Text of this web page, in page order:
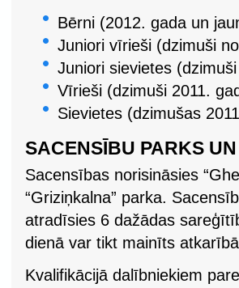
Bērni (2012. gada un
Juniori vīrieši (dzimuši
Juniori sievietes
Vīrieši (dzimuši 2011.
Sievietes (dzimušas
SACENSĪBU PARKS
Sacensības norisināsies
“Griziņkalna” parka.
atradīsies 6 dažādas
dienā var tikt mainīts
Kvalifikācijā dalībniekiem